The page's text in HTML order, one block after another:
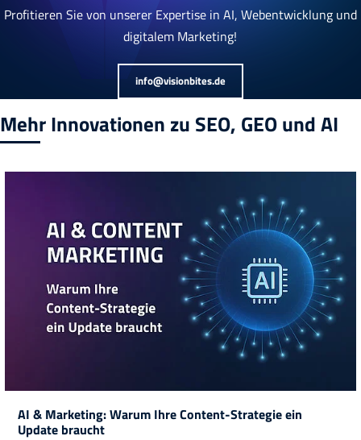
Profitieren Sie von unserer Expertise in AI, Webentwicklung und
digitalem Marketing!
info@visionbites.de
Mehr Innovationen zu SEO, GEO und AI
AI & Marketing: Warum Ihre Content-Strategie ein
Update braucht